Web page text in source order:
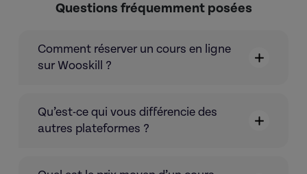
Questions fréquemment posées
Comment réserver un cours en ligne
sur Wooskill ?
Qu’est-ce qui vous différencie des
autres plateformes ?